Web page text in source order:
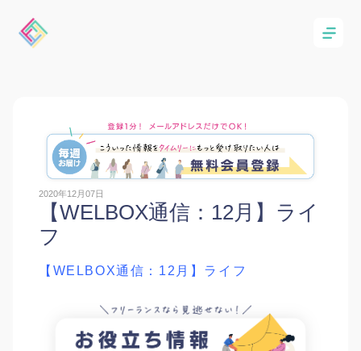
2020年12月07日
【WELBOX通信：12月】ライ
フ
【WELBOX通信：12月】ライフ